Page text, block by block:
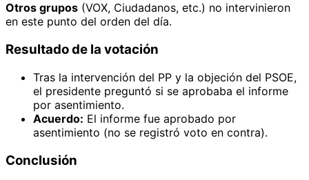
Otros grupos (VOX, Ciudadanos, etc.) no intervinieron
en este punto del orden del día.
Resultado de la votación
Tras la intervención del PP y la objeción del PSOE,
el presidente preguntó si se aprobaba el informe
por asentimiento.
Acuerdo: El informe fue aprobado por
asentimiento (no se registró voto en contra).
Conclusión